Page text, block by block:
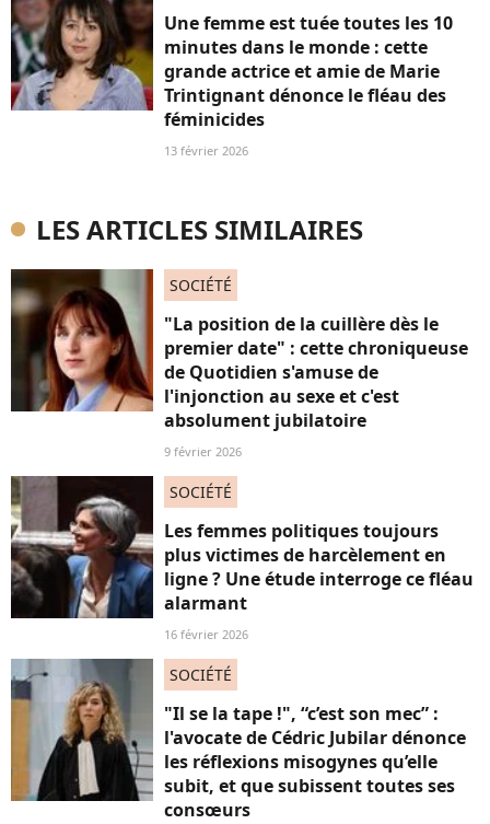
Une femme est tuée toutes les 10
minutes dans le monde : cette
grande actrice et amie de Marie
Trintignant dénonce le fléau des
féminicides
13 février 2026
LES ARTICLES SIMILAIRES
SOCIÉTÉ
"La position de la cuillère dès le
premier date" : cette chroniqueuse
de Quotidien s'amuse de
l'injonction au sexe et c'est
absolument jubilatoire
9 février 2026
SOCIÉTÉ
Les femmes politiques toujours
plus victimes de harcèlement en
ligne ? Une étude interroge ce fléau
alarmant
16 février 2026
SOCIÉTÉ
"Il se la tape !", “c’est son mec” :
l'avocate de Cédric Jubilar dénonce
les réflexions misogynes qu’elle
subit, et que subissent toutes ses
consœurs